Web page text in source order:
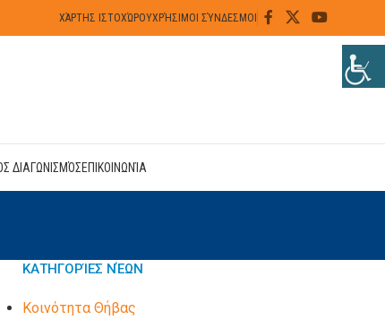
ΧΆΡΤΗΣ ΙΣΤΟΧΏΡΟΥΧΡΉΣΙΜΟΙ ΣΎΝΔΕΣΜΟΙ
ΔΙΑΓΩΝΙΣΜΌΣΕΠΙΚΟΙΝΩΝΊΑ
ΚΑΤΗΓΟΡΊΕΣ ΝΈΩΝ
Kοινότητα Θήβας